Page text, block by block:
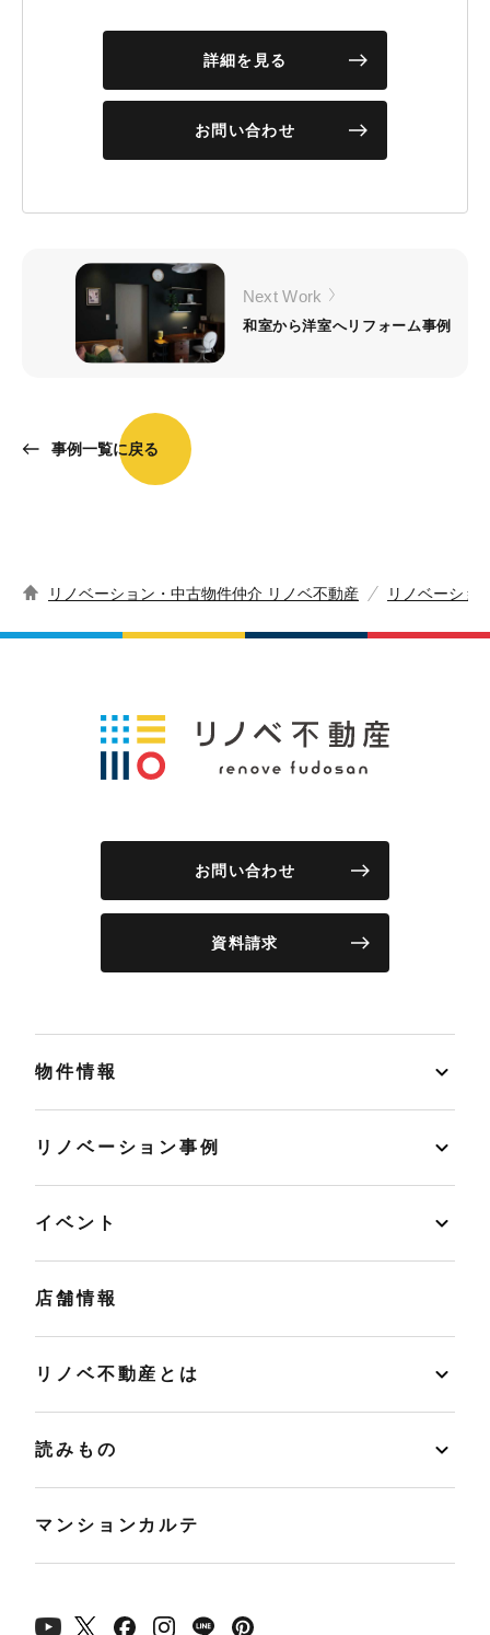
詳細を見る
お問い合わせ
事例一覧に戻る
Next Work
和室から洋室へリフォーム事例
リノベーション・中古物件仲介 リノベ不動産 リノベーショ
お問い合わせ
資料請求
物件情報
リノベーション事例
イベント
店舗情報
リノベ不動産とは
読みもの
マンションカルテ